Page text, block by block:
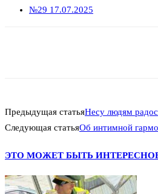
№29 17.07.2025
Предыдущая статьяНесу людям
Следующая статьяОб интимной
ЭТО МОЖЕТ БЫТЬ ИНТЕРЕСНО